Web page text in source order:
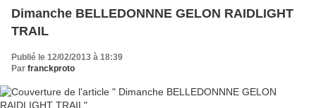
Dimanche BELLEDONNNE GELON RAIDLIGHT
TRAIL
Publié le 12/02/2013 à 18:39
Par franckproto